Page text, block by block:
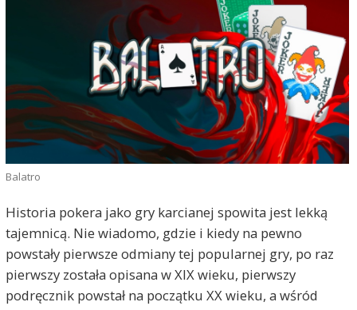
Balatro
Historia pokera jako gry karcianej spowita jest lekką
tajemnicą. Nie wiadomo, gdzie i kiedy na pewno
powstały pierwsze odmiany tej popularnej gry, po raz
pierwszy została opisana w XIX wieku, pierwszy
podręcznik powstał na początku XX wieku, a wśród